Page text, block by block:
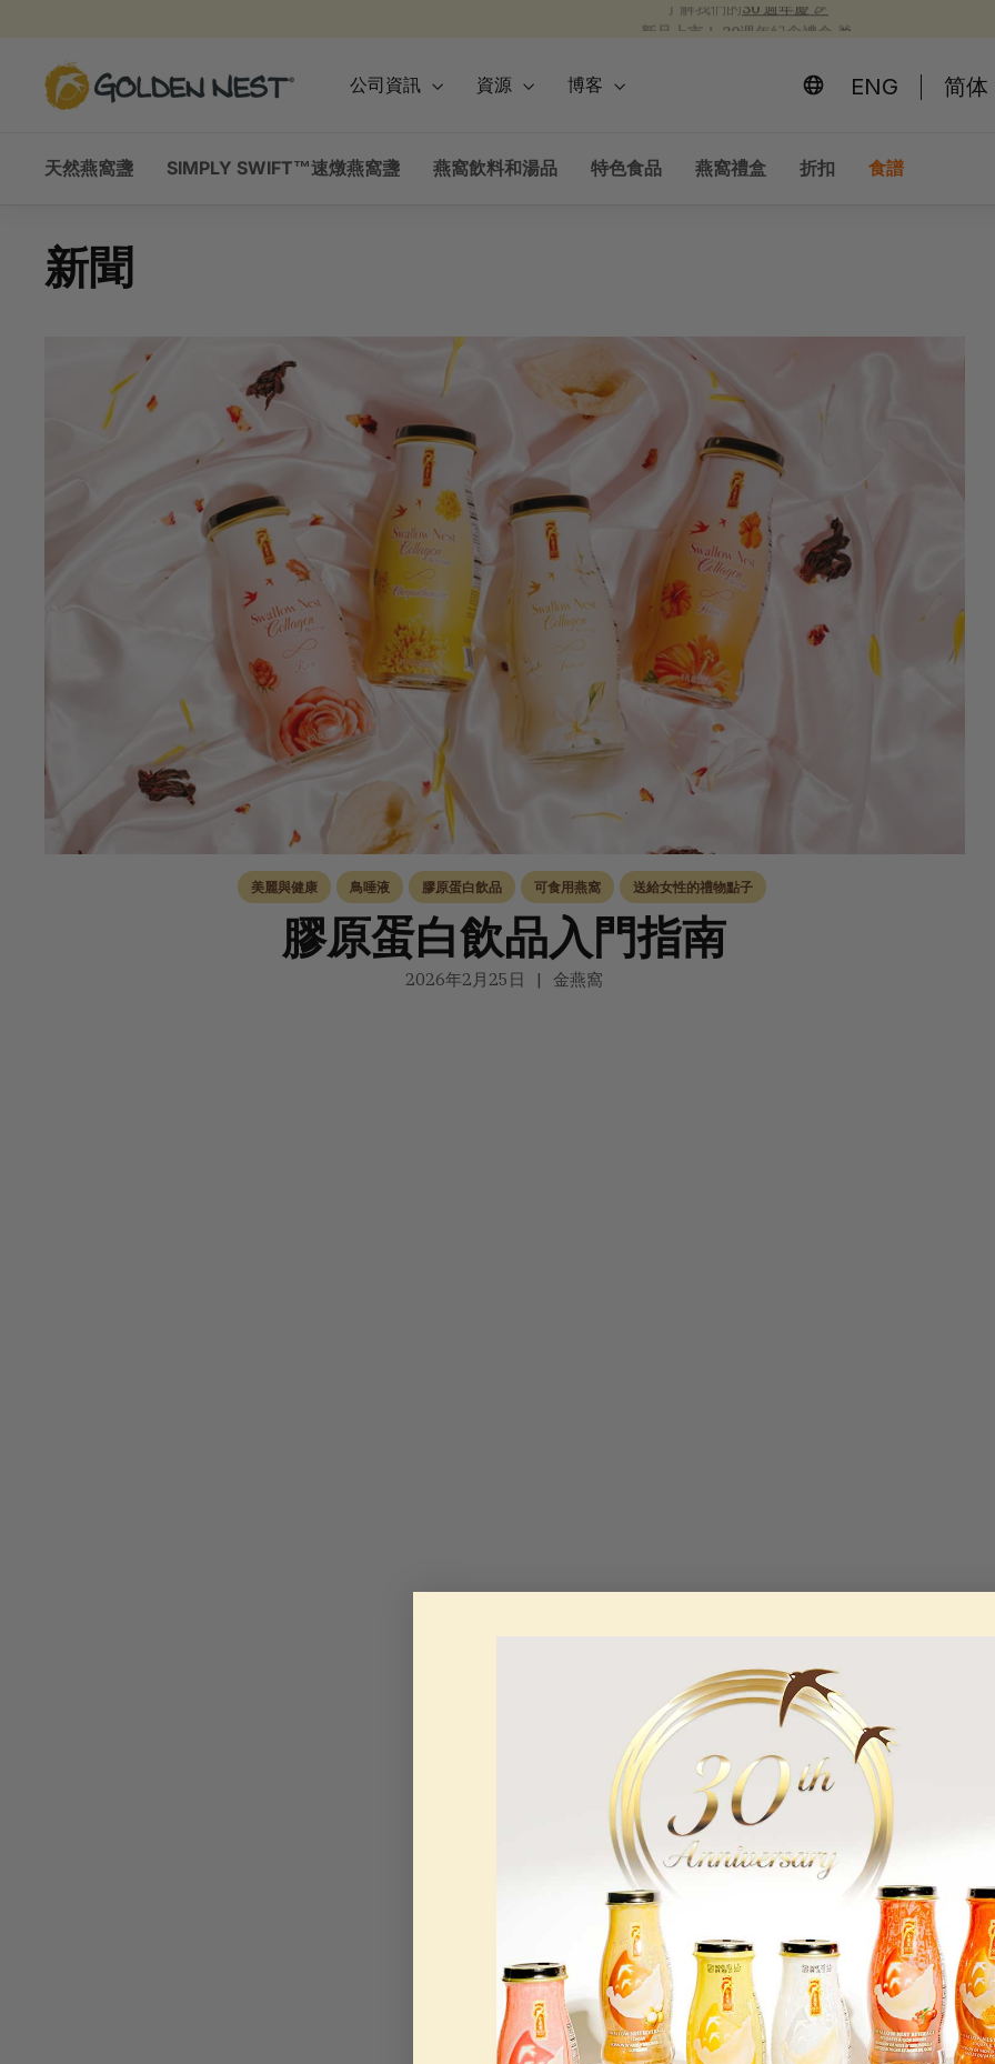
新品上市！ 30週年紀念禮盒 🎁
金
燕
公司資訊 資源 博客 ENG 简体
天然燕窩盞 SIMPLY SWIFT™速燉燕窩盞 燕窩飲料和湯品 特色食品 燕窩禮盒 折扣 食譜
新聞
美麗與健康 鳥唾液 膠原蛋白飲品 可食用燕窩 送給女性的禮物點子
膠原蛋白飲品入門指南
2026年2月25日 金燕窩